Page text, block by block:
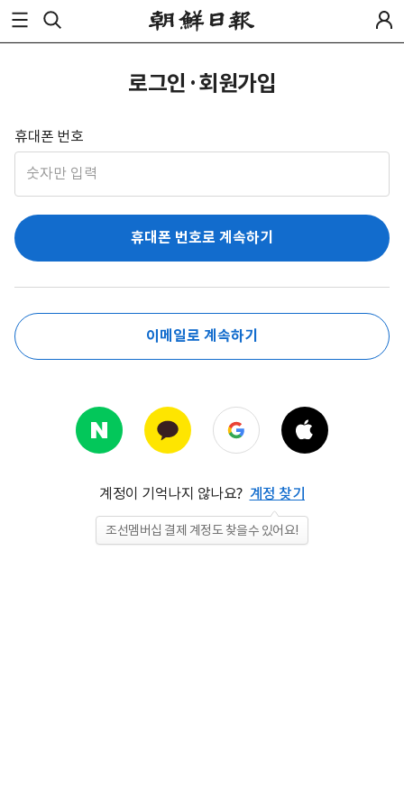
로그인·회원가입
휴대폰 번호
휴대폰 번호로 계속하기
이메일로 계속하기
계정이 기억나지 않나요? 계정 찾기
조선멤버십 결제 계정도 찾을수 있어요!